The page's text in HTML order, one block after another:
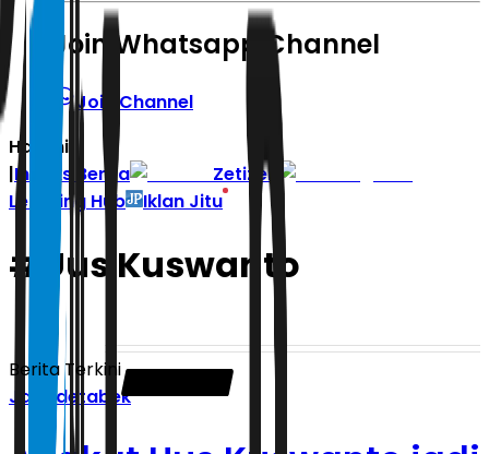
Join Whatsapp Channel
Join Channel
Hari ini
|Indeks Berita
Zetizen
Learning Hub
Iklan Jitu
# Uus Kuswanto
Berita Terkini
Jabodetabek